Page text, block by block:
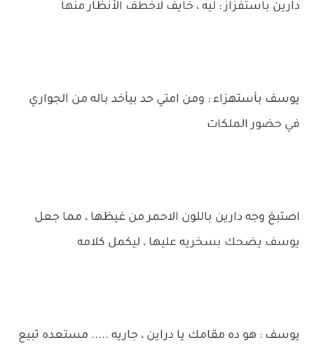
دارين باستفزاز : ليه ، خايف لاخطف الأنظار منها
يوسف بأستهزاء : ومن امتي حد بيأخد باله من الجواري
في حضور الملكات
اصتبغ وجه دارين باللون الاحمر من غيظها ، مما جعل
يوسف يضحك بسخريه عليها ، ليكمل كلامه
يوسف : هو ده مقامك يا دراين ، جاريه ..... مستعده تبيع